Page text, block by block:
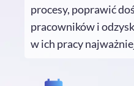
procesy, poprawić
pracowników i
w ich pracy